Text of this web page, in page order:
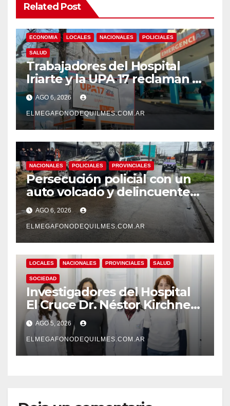
Related Post
ECONOMIA LOCALES NACIONALES POLICIALES
SALUD
Trabajadores del Hospital
Iriarte y la UPA 17 reclaman el
pase a planta de becarios y
mejoras laborales
AGO 6, 2026
ELMEGAFONODEQUILMES.COM.AR
NACIONALES POLICIALES PROVINCIALES
Persecución policial con un
auto volcado y delincuentes
detenidos en San Francisco
Solano
AGO 6, 2026
ELMEGAFONODEQUILMES.COM.AR
LOCALES NACIONALES PROVINCIALES SALUD
SOCIEDAD
Investigadores del Hospital
El Cruce Dr. Néstor Kirchner
desarrollan un estudio
pionero sobre el
envejecimiento cerebral y las
demencias
AGO 5, 2026
ELMEGAFONODEQUILMES.COM.AR